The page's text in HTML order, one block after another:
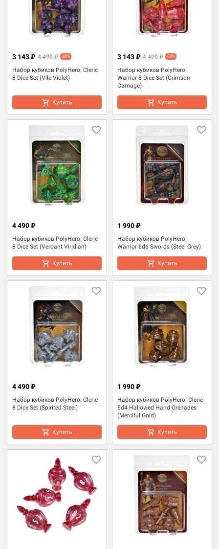
Набор кубиков PolyHero: Cleric
8 Dice Set (Vile Violet)
3 143 ₽ 4 490 ₽ -30%
Купить
Набор кубиков PolyHero:
Warrior 8 Dice Set (Crimson
Carnage)
3 143 ₽ 4 490 ₽ -30%
Купить
Набор кубиков PolyHero: Cleric
8 Dice Set (Verdant Viridian)
4 490 ₽
Купить
Набор кубиков PolyHero:
Warrior 6d6 Swords (Steel Grey)
1 990 ₽
Купить
Набор кубиков PolyHero: Cleric
8 Dice Set (Spirited Steel)
4 490 ₽
Купить
Набор кубиков PolyHero: Cleric
5d4 Hallowed Hand Grenades
(Merciful Gold)
1 990 ₽
Купить